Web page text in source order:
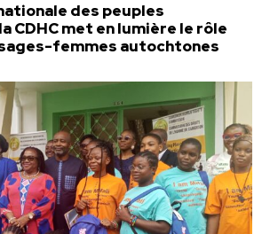
des peuples
CDHC met en lumière le rôle
femmes autochtones